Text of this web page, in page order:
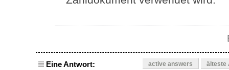
Eine Antwort: active answers älteste